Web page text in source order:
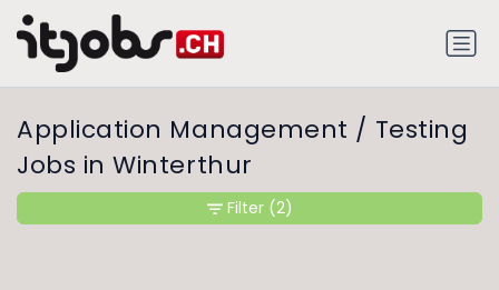
Application Management / Testing
Jobs in Winterthur
Filter (2)